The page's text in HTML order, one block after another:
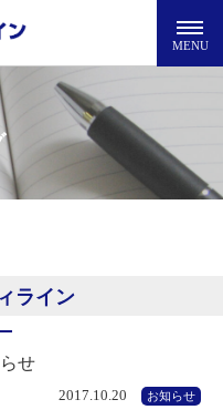
ライン
せ
2017.10.20 お知らせ